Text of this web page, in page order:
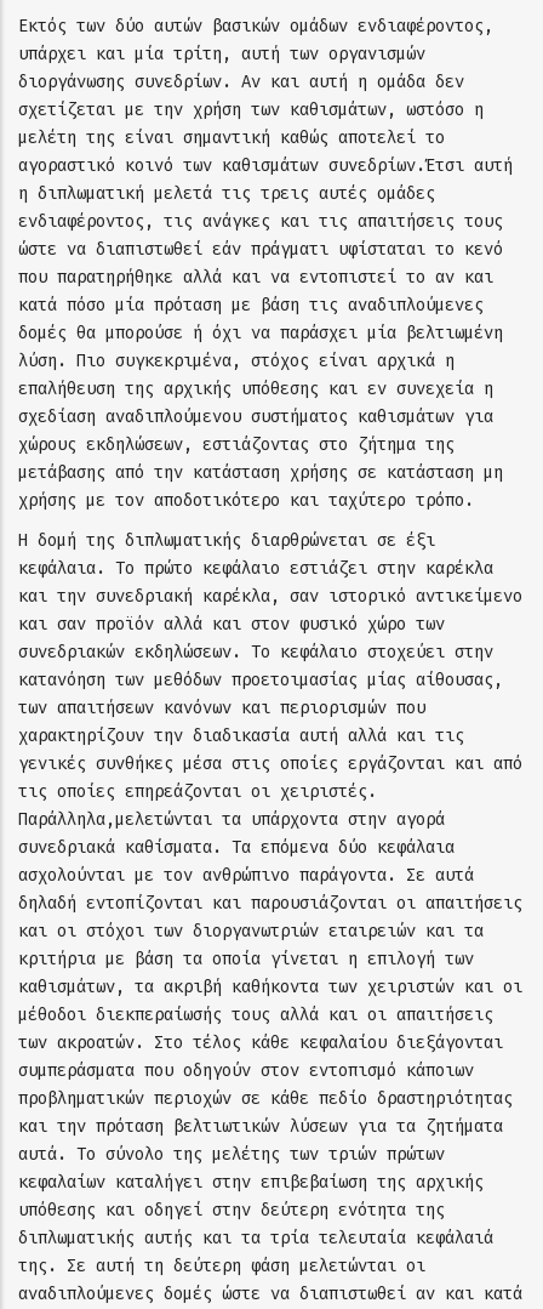
Εκτός των δύο αυτών βασικών ομάδων ενδιαφέροντος,
υπάρχει και μία τρίτη, αυτή των οργανισμών
διοργάνωσης συνεδρίων. Αν και αυτή η ομάδα δεν
σχετίζεται με την χρήση των καθισμάτων, ωστόσο η
μελέτη της είναι σημαντική καθώς αποτελεί το
αγοραστικό κοινό των καθισμάτων συνεδρίων.Έτσι αυτή
η διπλωματική μελετά τις τρεις αυτές ομάδες
ενδιαφέροντος, τις ανάγκες και τις απαιτήσεις τους
ώστε να διαπιστωθεί εάν πράγματι υφίσταται το κενό
που παρατηρήθηκε αλλά και να εντοπιστεί το αν και
κατά πόσο μία πρόταση με βάση τις αναδιπλούμενες
δομές θα μπορούσε ή όχι να παράσχει μία βελτιωμένη
λύση. Πιο συγκεκριμένα, στόχος είναι αρχικά η
επαλήθευση της αρχικής υπόθεσης και εν συνεχεία η
σχεδίαση αναδιπλούμενου συστήματος καθισμάτων για
χώρους εκδηλώσεων, εστιάζοντας στο ζήτημα της
μετάβασης από την κατάσταση χρήσης σε κατάσταση μη
χρήσης με τον αποδοτικότερο και ταχύτερο τρόπο.
Η δομή της διπλωματικής διαρθρώνεται σε έξι
κεφάλαια. Το πρώτο κεφάλαιο εστιάζει στην καρέκλα
και την συνεδριακή καρέκλα, σαν ιστορικό αντικείμενο
και σαν προϊόν αλλά και στον φυσικό χώρο των
συνεδριακών εκδηλώσεων. Το κεφάλαιο στοχεύει στην
κατανόηση των μεθόδων προετοιμασίας μίας αίθουσας,
των απαιτήσεων κανόνων και περιορισμών που
χαρακτηρίζουν την διαδικασία αυτή αλλά και τις
γενικές συνθήκες μέσα στις οποίες εργάζονται και από
τις οποίες επηρεάζονται οι χειριστές.
Παράλληλα,μελετώνται τα υπάρχοντα στην αγορά
συνεδριακά καθίσματα. Τα επόμενα δύο κεφάλαια
ασχολούνται με τον ανθρώπινο παράγοντα. Σε αυτά
δηλαδή εντοπίζονται και παρουσιάζονται οι απαιτήσεις
και οι στόχοι των διοργανωτριών εταιρειών και τα
κριτήρια με βάση τα οποία γίνεται η επιλογή των
καθισμάτων, τα ακριβή καθήκοντα των χειριστών και οι
μέθοδοι διεκπεραίωσής τους αλλά και οι απαιτήσεις
των ακροατών. Στο τέλος κάθε κεφαλαίου διεξάγονται
συμπεράσματα που οδηγούν στον εντοπισμό κάποιων
προβληματικών περιοχών σε κάθε πεδίο δραστηριότητας
και την πρόταση βελτιωτικών λύσεων για τα ζητήματα
αυτά. Το σύνολο της μελέτης των τριών πρώτων
κεφαλαίων καταλήγει στην επιβεβαίωση της αρχικής
υπόθεσης και οδηγεί στην δεύτερη ενότητα της
διπλωματικής αυτής και τα τρία τελευταία κεφάλαιά
της. Σε αυτή τη δεύτερη φάση μελετώνται οι
αναδιπλούμενες δομές ώστε να διαπιστωθεί αν και κατά